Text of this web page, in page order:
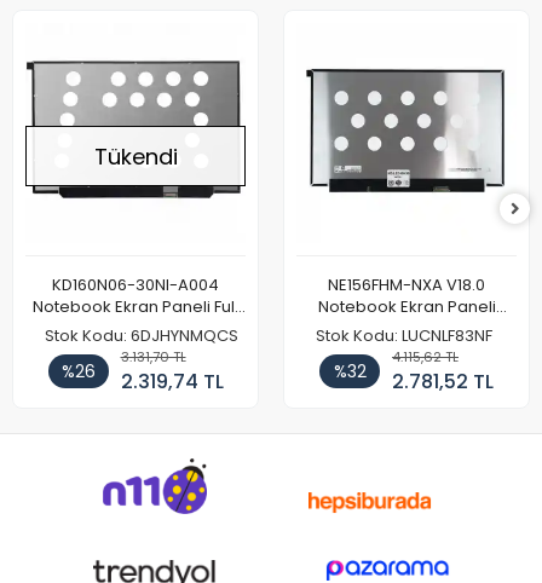
Tükendi
KD160N06-30NI-A004
Notebook Ekran Paneli Full
HD
Stok Kodu: 6DJHYNMQCS
%26
3.131,70 TL
2.319,74 TL
NE156FHM-NXA V18.0
Notebook Ekran Paneli
144Hz
Stok Kodu: LUCNLF83NF
%32
4.115,62 TL
2.781,52 TL